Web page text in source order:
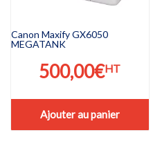
Canon Maxify GX6050
MEGATANK
500,00€HT
Ajouter au panier